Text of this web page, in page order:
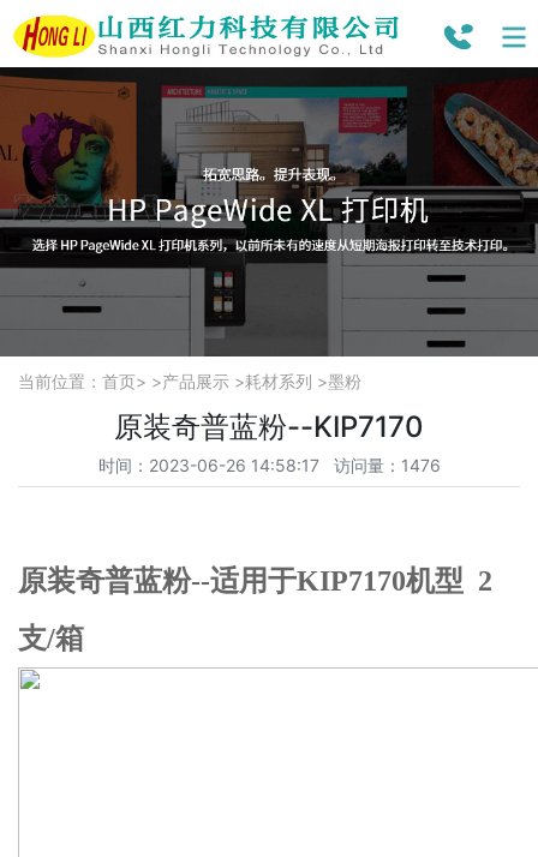
当前位置： 首页> >产品展示 >耗材系列 >墨粉
原装奇普蓝粉--KIP7170
时间：2023-06-26 14:58:17 访问量：1476
原装奇普蓝粉--适用于KIP7170机型 2
支/箱